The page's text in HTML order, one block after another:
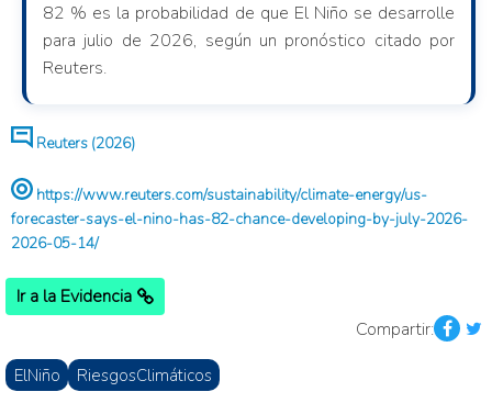
82 % es la probabilidad de que El Niño se desarrolle
para julio de 2026, según un pronóstico citado por
Reuters.
Reuters (2026)
https://www.reuters.com/sustainability/climate-energy/us-
forecaster-says-el-nino-has-82-chance-developing-by-july-2026-
2026-05-14/
Ir a la Evidencia
Compartir:
ElNiño RiesgosClimáticos